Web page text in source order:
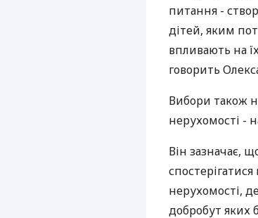
питання -
дітей, яким
впливають на
говорить
Вибори також
нерухомості -
Він зазначає,
нерухомості,
добробут яких